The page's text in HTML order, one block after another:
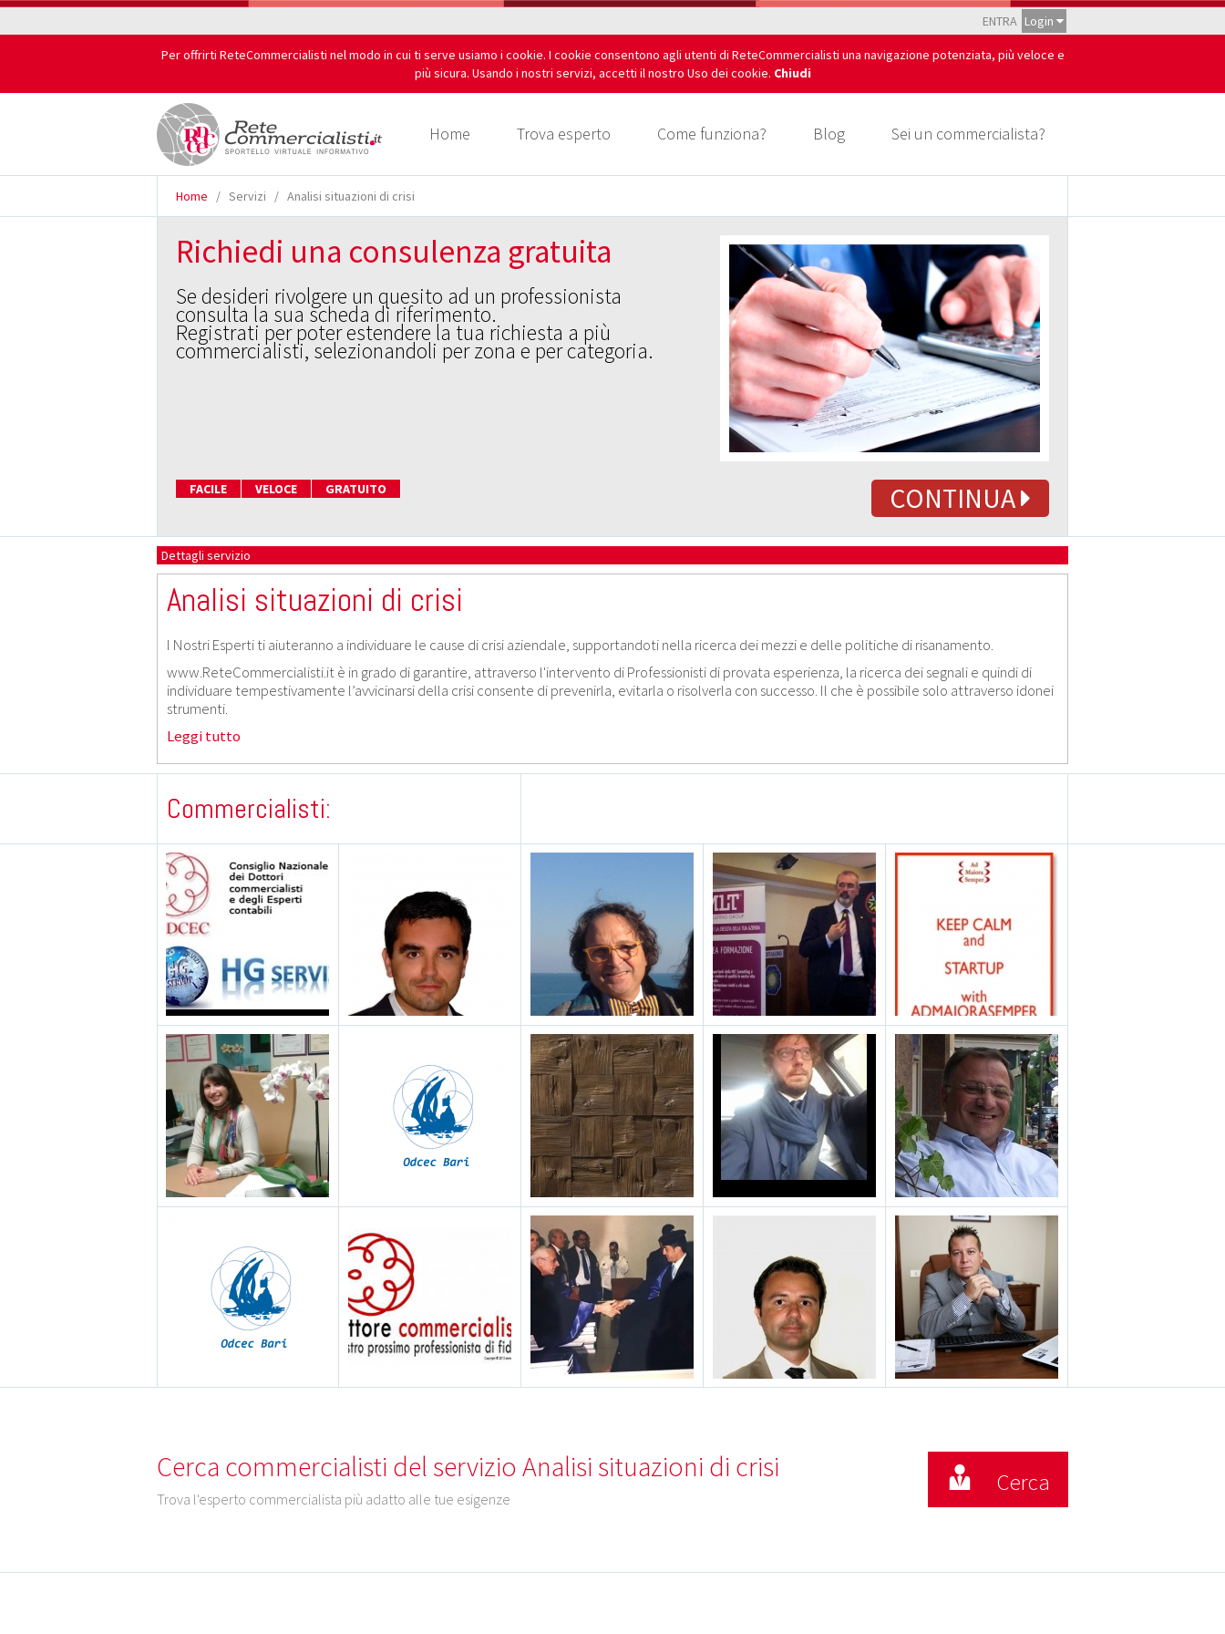
ENTRA Login
Per offrirti ReteCommercialisti nel modo in cui ti serve usiamo i cookie. I cookie consentono agli utenti di ReteCommercialisti una navigazione potenziata, più veloce e
più sicura. Usando i nostri servizi, accetti il nostro Uso dei cookie. Chiudi
Home Trova esperto Come funziona? Blog Sei un commercialista?
Home / Servizi / Analisi situazioni di crisi
Richiedi una consulenza gratuita
Se desideri rivolgere un quesito ad un professionista
consulta la sua scheda di riferimento.
Registrati per poter estendere la tua richiesta a più
commercialisti, selezionandoli per zona e per categoria.
FACILE VELOCE GRATUITO CONTINUA
Dettagli servizio
Analisi situazioni di crisi
I Nostri Esperti ti aiuteranno a individuare le cause di crisi aziendale, supportandoti nella ricerca dei mezzi e delle politiche di risanamento.
www.ReteCommercialisti.it è in grado di garantire, attraverso l'intervento di Professionisti di provata esperienza, la ricerca dei segnali e quindi di
individuare tempestivamente l’avvicinarsi della crisi consente di prevenirla, evitarla o risolverla con successo. Il che è possibile solo attraverso idonei
strumenti.
Leggi tutto
Commercialisti:
Cerca commercialisti del servizio Analisi situazioni di crisi
Trova l'esperto commercialista più adatto alle tue esigenze
Cerca